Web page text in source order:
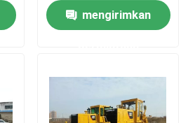
mengirimkan